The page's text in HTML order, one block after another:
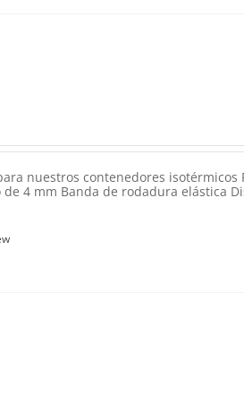
nuestros contenedores isotérmicos
4 mm Banda de rodadura elástica